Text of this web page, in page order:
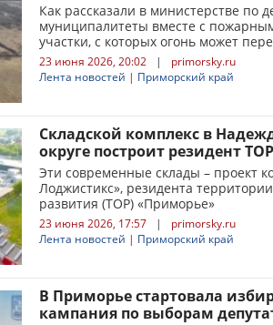
Как рассказали в министерстве по
муниципалитеты вместе с
участки, с которых огонь может
23 июня 2026, 20:02 |
primorsky.ru
Лента новостей | Приморский край
Складской комплекс в
округе построит резидент
Эти современные склады – проект
Лоджистикс», резидента
развития (ТОР) «Приморье»
23 июня 2026, 17:57 |
primorsky.ru
Лента новостей | Приморский край
В Приморье стартовала
кампания по выборам